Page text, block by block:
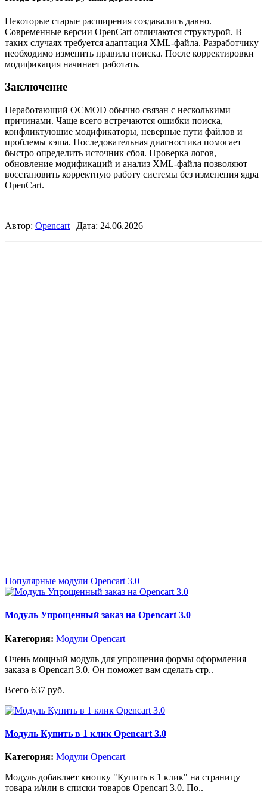
Некоторые старые расширения создавались давно.
Современные версии OpenCart отличаются структурой. В
таких случаях требуется адаптация XML-файла. Разработчику
необходимо изменить правила поиска. После корректировки
модификация начинает работать.
Заключение
Неработающий OCMOD обычно связан с несколькими
причинами. Чаще всего встречаются ошибки поиска,
конфликтующие модификаторы, неверные пути файлов и
проблемы кэша. Последовательная диагностика помогает
быстро определить источник сбоя. Проверка логов,
обновление модификаций и анализ XML-файла позволяют
восстановить корректную работу системы без изменения ядра
OpenCart.
Автор: Opencart | Дата: 24.06.2026
Популярные модули Opencart 3.0
Модуль Упрощенный заказ на Opencart 3.0
Категория: Модули Opencart
Очень мощный модуль для упрощения формы оформления
заказа в Opencart 3.0. Он поможет вам сделать стр..
Всего 637 руб.
Модуль Купить в 1 клик Opencart 3.0
Категория: Модули Opencart
Модуль добавляет кнопку "Купить в 1 клик" на страницу
товара и/или в списки товаров Opencart 3.0. По..